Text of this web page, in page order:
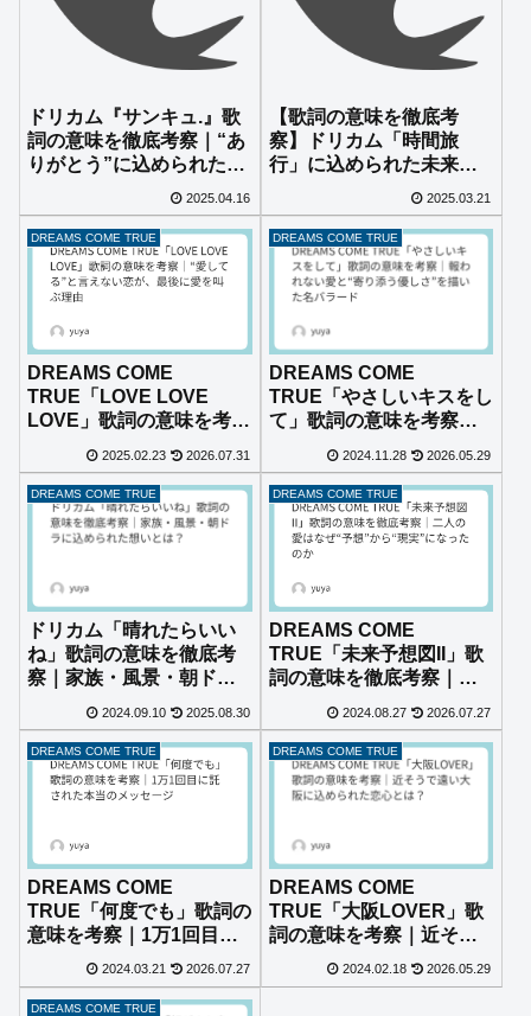
ドリカム『サンキュ.』歌
詞の意味を徹底考察｜“あ
りがとう”に込められた優
2025.04.16
【歌詞の意味を徹底考
察】ドリカム「時間旅
行」に込められた未来へ
2025.03.21
DREAMS COME TRUE
DREAMS COME
TRUE「LOVE LOVE
LOVE」歌詞の意味を考察
｜“愛してる”と言えない
恋が、最後に愛を叫ぶ理
由
2025.02.23 2026.07.31
DREAMS COME TRUE
DREAMS COME
TRUE「やさしいキスをし
て」歌詞の意味を考察｜
報われない愛と“寄り添う
優しさ”を描いた名バラー
ド
2024.11.28 2026.05.29
DREAMS COME TRUE
ドリカム「晴れたらいい
ね」歌詞の意味を徹底考
察｜家族・風景・朝ドラ
2024.09.10 2025.08.30
DREAMS COME TRUE
DREAMS COME
TRUE「未来予想図II」歌
詞の意味を徹底考察｜二
ら“現実”になったのか
2024.08.27 2026.07.27
DREAMS COME TRUE
DREAMS COME
TRUE「何度でも」歌詞の
意味を考察｜1万1回目に
託された本当のメッセー
ジ
2024.03.21 2026.07.27
DREAMS COME TRUE
DREAMS COME
TRUE「大阪LOVER」歌
詞の意味を考察｜近そう
で遠い大阪に込められた
恋心とは？
2024.02.18 2026.05.29
DREAMS COME TRUE